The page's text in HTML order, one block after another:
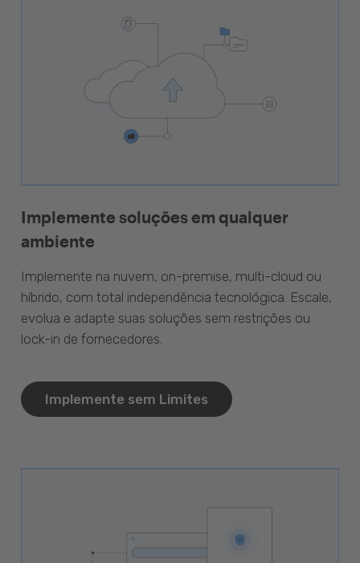
Implemente soluções em qualquer
ambiente
Implemente na nuvem, on-premise, multi-cloud ou
híbrido, com total independência tecnológica. Escale,
evolua e adapte suas soluções sem restrições ou
lock-in de fornecedores.
Implemente sem Limites